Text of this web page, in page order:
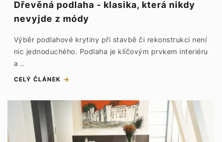
Dřevěná podlaha - klasika, která nikdy
nevyjde z módy
Výběr podlahové krytiny při stavbě či rekonstrukci není
nic jednoduchého. Podlaha je klíčovým prvkem interiéru
a ..
CELÝ ČLÁNEK